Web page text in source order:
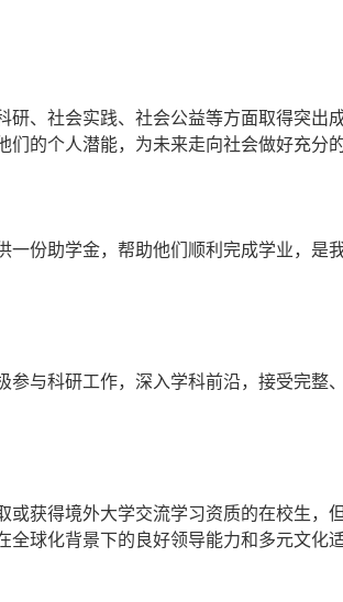
研、社会实践、社会公益等方面取得突出
们的个人潜能，为未来走向社会做好充分
一份助学金，帮助他们顺利完成学业，是
参与科研工作，深入学科前沿，接受完整
或获得境外大学交流学习资质的在校生，
全球化背景下的良好领导能力和多元文化适